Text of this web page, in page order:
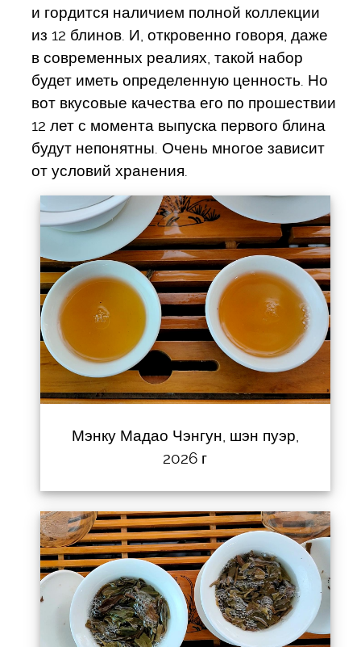
и гордится наличием полной коллекции
из 12 блинов. И, откровенно говоря, даже
в современных реалиях, такой набор
будет иметь определенную ценность. Но
вот вкусовые качества его по прошествии
12 лет с момента выпуска первого блина
будут непонятны. Очень многое зависит
от условий хранения.
Мэнку Мадао Чэнгун, шэн пуэр,
2026 г